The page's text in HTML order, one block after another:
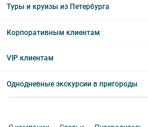
Ночные групповые
Туры на 5
Загородные
Квесты/
Туры в Санкт-
Туры и круизы из Петербурга
Круизы
Корпоративным клиентам
Корпоративные
Аренда водного
VIP клиентам
Однодневные экскурсии в пригороды